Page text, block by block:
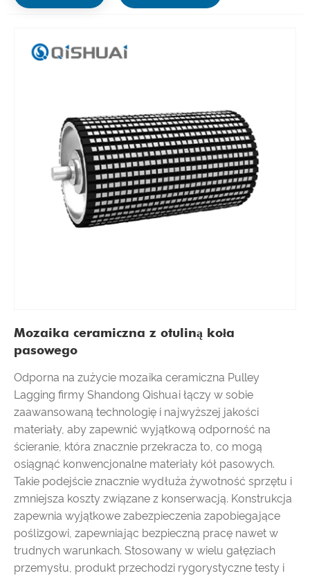
Mozaika ceramiczna z otuliną koła
pasowego
Odporna na zużycie mozaika ceramiczna Pulley
Lagging firmy Shandong Qishuai łączy w sobie
zaawansowaną technologię i najwyższej jakości
materiały, aby zapewnić wyjątkową odporność na
ścieranie, która znacznie przekracza to, co mogą
osiągnąć konwencjonalne materiały kół pasowych.
Takie podejście znacznie wydłuża żywotność sprzętu i
zmniejsza koszty związane z konserwacją. Konstrukcja
zapewnia wyjątkowe zabezpieczenia zapobiegające
poślizgowi, zapewniając bezpieczną pracę nawet w
trudnych warunkach. Stosowany w wielu gałęziach
przemysłu, produkt przechodzi rygorystyczne testy i